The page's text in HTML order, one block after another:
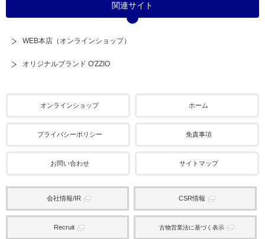
関連サイト
WEB本店（オンラインショップ）
オリジナルブランド O'ZZIO
オンラインショップ ホーム
プライバシーポリシー 免責事項
お問い合わせ サイトマップ
会社情報/IR CSR情報
Recruit 古物営業法に基づく表示